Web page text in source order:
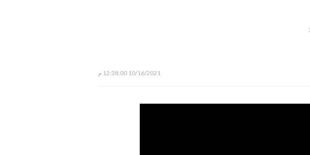
10/16/2021 12:38:00 م